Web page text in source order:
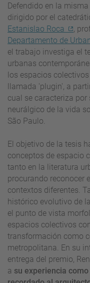
Defendido en la
dirigido por el
Estanislao Roca
,
Departamento de
el trabajo investiga el
urbanas
los espacios
llamada 'plugin', a
cual se caracteriza por
neurálgico de la vida
São Paulo.
El objetivo de la tesis
conceptos de espacio
tanto en la literatura
procurando reconocer
contextos diferentes.
histórico evolutivo de
el punto de vista
espacios colectivos
transformación como
metropolitana. En su
entrega del premio,
a su experiencia